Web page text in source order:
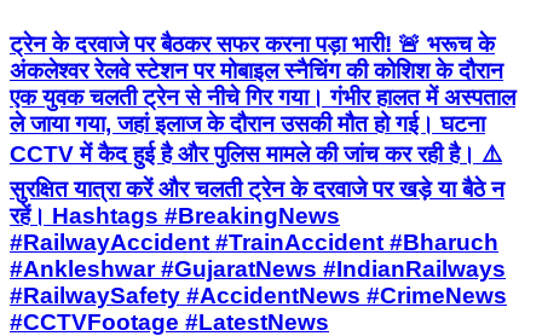
ट्रेन के दरवाजे पर बैठकर सफर करना पड़ा भारी! 🚨 भरूच के
अंकलेश्वर रेलवे स्टेशन पर मोबाइल स्नैचिंग की कोशिश के दौरान
एक युवक चलती ट्रेन से नीचे गिर गया। गंभीर हालत में अस्पताल
ले जाया गया, जहां इलाज के दौरान उसकी मौत हो गई। घटना
CCTV में कैद हुई है और पुलिस मामले की जांच कर रही है। ⚠️
सुरक्षित यात्रा करें और चलती ट्रेन के दरवाजे पर खड़े या बैठे न
रहें। Hashtags #BreakingNews
#RailwayAccident #TrainAccident #Bharuch
#Ankleshwar #GujaratNews #IndianRailways
#RailwaySafety #AccidentNews #CrimeNews
#CCTVFootage #LatestNews